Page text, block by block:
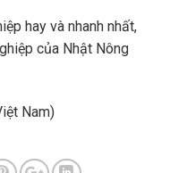
hay và nhanh nhất,
của Nhật Nông
Nam)